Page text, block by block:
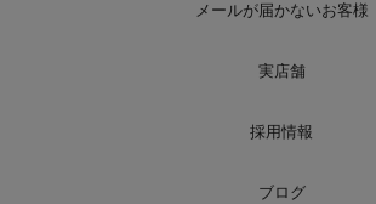
メールが届かないお客様
実店舗
採用情報
ブログ